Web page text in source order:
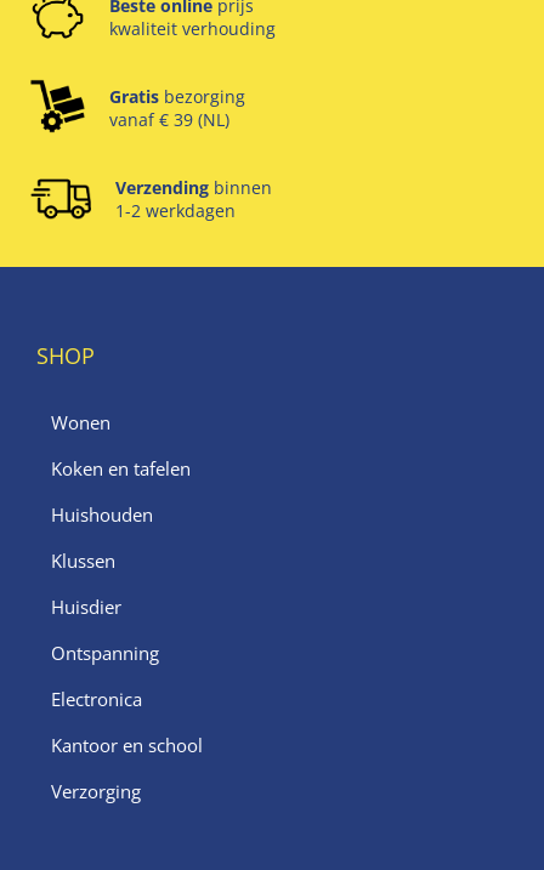
Beste online prijs
kwaliteit verhouding
Gratis bezorging
vanaf € 39 (NL)
Verzending binnen
1-2 werkdagen
SHOP
Wonen
Koken en tafelen
Huishouden
Klussen
Huisdier
Ontspanning
Electronica
Kantoor en school
Verzorging